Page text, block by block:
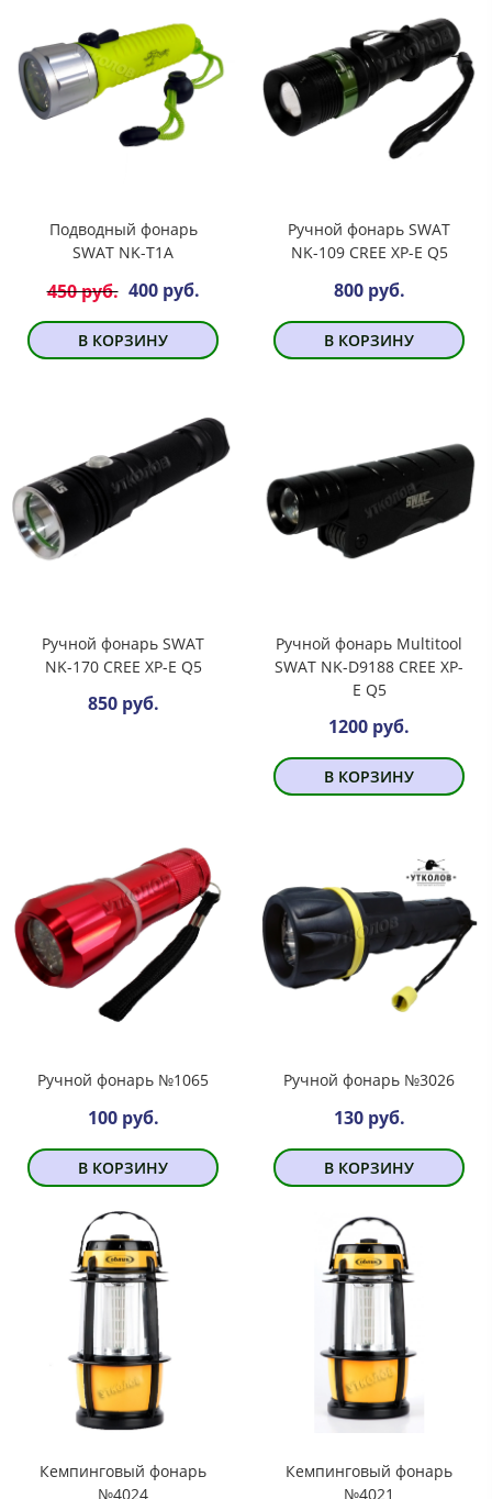
Подводный фонарь
SWAT NK-T1A
450 руб. 400 руб.
В КОРЗИНУ
Ручной фонарь SWAT
NK-109 CREE XP-E Q5
800 руб.
В КОРЗИНУ
Ручной фонарь SWAT
NK-170 CREE XP-E Q5
850 руб.
Ручной фонарь Multitool
SWAT NK-D9188 CREE XP-
E Q5
1200 руб.
В КОРЗИНУ
Ручной фонарь №1065
100 руб.
В КОРЗИНУ
Ручной фонарь №3026
130 руб.
В КОРЗИНУ
Кемпинговый фонарь
№4024
Кемпинговый фонарь
№4021